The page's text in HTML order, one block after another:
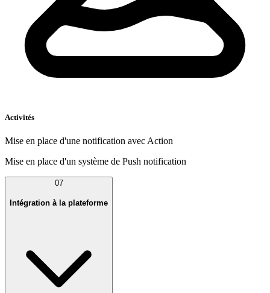
Activités
Mise en place d'une notification avec Action
Mise en place d'un système de Push notification
07
Intégration à la plateforme